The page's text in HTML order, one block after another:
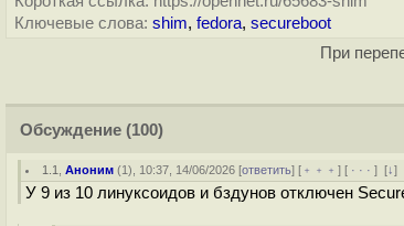
Ключевые слова: shim, fedora, secureboot
При
Обсуждение (100)
1.1 ,Аноним (1), 10:37, 14/06/2026 [ответить] [ ﹢﹢﹢] [ · · ·][↓]
У 9 из 10 линуксоидов и бздунов отключен